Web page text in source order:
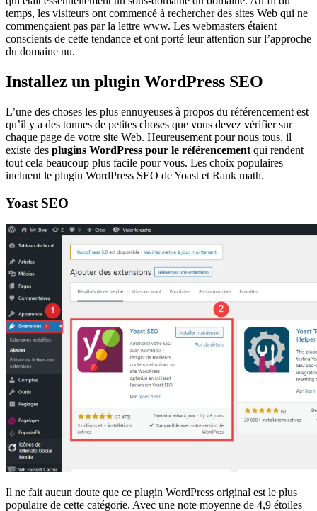
temps, les visiteurs ont commencé à rechercher des sites Web qui ne
commençaient pas par la lettre www. Les webmasters étaient
conscients de cette tendance et ont porté leur attention sur l’approche
du domaine nu.
Installez un plugin WordPress SEO
L’une des choses les plus ennuyeuses à propos du référencement est
qu’il y a des tonnes de petites choses que vous devez vérifier sur
chaque page de votre site Web. Heureusement pour nous tous, il
existe des plugins WordPress pour le référencement qui rendent
tout cela beaucoup plus facile pour vous. Les choix populaires
incluent le plugin WordPress SEO de Yoast et Rank math.
Yoast SEO
Il ne fait aucun doute que ce plugin WordPress original est le plus
populaire de cette catégorie. Avec une note moyenne de 4,9 étoiles